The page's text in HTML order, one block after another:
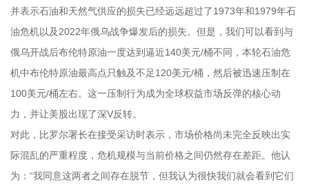
并表示石油和天然气供应的损失已经远远超过了1973年和1979年石
油危机以及2022年俄乌战争爆发后的损失。但是，我们可以看到与
俄乌开战后布伦特原油一度达到逼近140美元/桶不同，本轮石油危
机中布伦特原油最高点只触及不足120美元/桶，然后被迅速压制在
100美元/桶左右。这一压制行为成为全球权益市场反弹的核心动
力，并让美股出现了深V反转。
对此，比罗尔署长在接受采访时表示，市场价格尚未完全反映出实
际混乱的严重程度，危机规模与当前价格之间仍然存在差距。他认
为：“我同意这两者之间存在脱节，但我认为很快我们就会看到它们